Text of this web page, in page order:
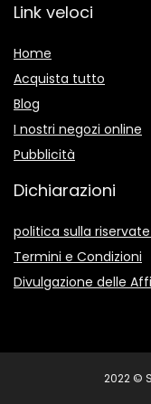
Link veloci
Home
Acquista tutto
Blog
I nostri negozi online
Pubblicità
Dichiarazioni
politica sulla
Termini e Condizioni
Divulgazione delle
2022 ©